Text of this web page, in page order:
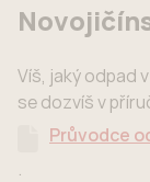
Víš, jaký odpad
se dozvíš v
Průvodce
.